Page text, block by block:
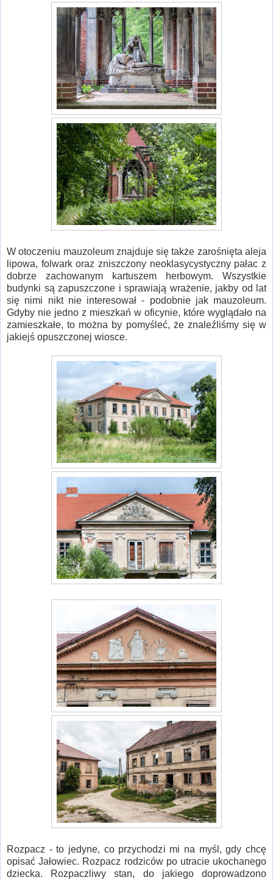
W otoczeniu mauzoleum znajduje się także zarośnięta aleja
lipowa, folwark oraz zniszczony neoklasycystyczny pałac z
dobrze zachowanym kartuszem herbowym. Wszystkie
budynki są zapuszczone i sprawiają wrażenie, jakby od lat
się nimi nikt nie interesował - podobnie jak mauzoleum.
Gdyby nie jedno z mieszkań w oficynie, które wyglądało na
zamieszkałe, to można by pomyśleć, że znaleźliśmy się w
jakiejś opuszczonej wiosce.
Rozpacz - to jedyne, co przychodzi mi na myśl, gdy chcę
opisać Jałowiec. Rozpacz rodziców po utracie ukochanego
dziecka. Rozpaczliwy stan, do jakiego doprowadzono